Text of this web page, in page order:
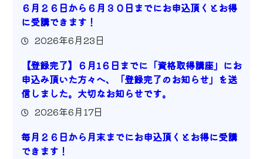
６月２６日から６月３０日までにお申込頂くとお得
に受講できます！
2026年6月23日
【登録完了】６月1６日までに「資格取得講座」にお
申込み頂いた方々へ、「登録完了のお知らせ」を送
信しました。大切なお知らせです。
2026年6月17日
毎月２６日から月末までにお申込頂くとお得に受講
できます！